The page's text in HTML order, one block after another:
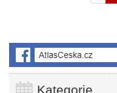
Kategorie